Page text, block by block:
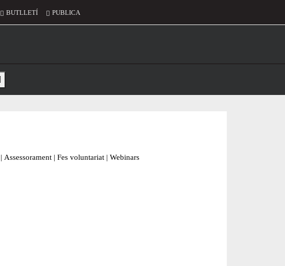
BUTLLETÍ PUBLICA
main menu
| Assessorament | Fes voluntariat | Webinars